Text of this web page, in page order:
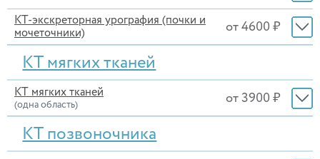
КТ-экскреторная урография (почки и
мочеточники)
от 4600 ₽
КТ мягких тканей
КТ мягких тканей
(одна область) от 3900 ₽
КТ позвоночника